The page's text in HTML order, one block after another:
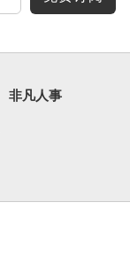
非凡人事